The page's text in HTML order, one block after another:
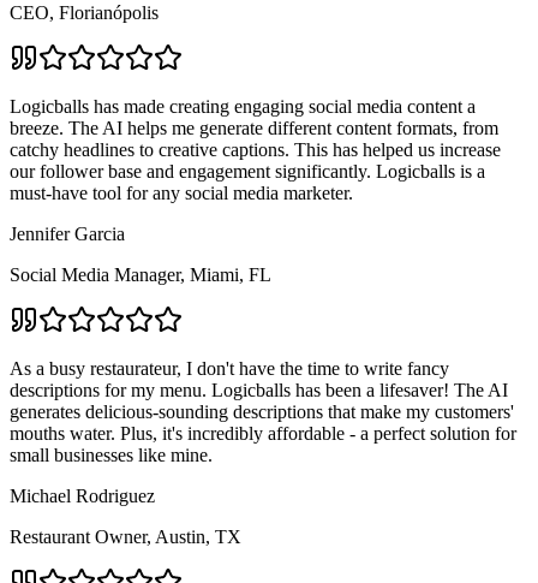
CEO, Florianópolis
Logicballs has made creating engaging social media content a
breeze. The AI helps me generate different content formats, from
catchy headlines to creative captions. This has helped us increase
our follower base and engagement significantly. Logicballs is a
must-have tool for any social media marketer.
Jennifer Garcia
Social Media Manager, Miami, FL
As a busy restaurateur, I don't have the time to write fancy
descriptions for my menu. Logicballs has been a lifesaver! The AI
generates delicious-sounding descriptions that make my customers'
mouths water. Plus, it's incredibly affordable - a perfect solution for
small businesses like mine.
Michael Rodriguez
Restaurant Owner, Austin, TX